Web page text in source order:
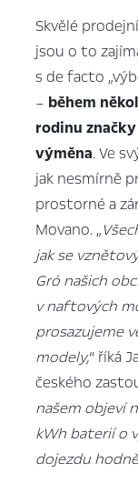
Skvělé
jsou o to
s de facto
– během
rodinu
výměna. Ve
jak nesmírně
prostorné a
Movano. „
jak se
Gró našich
v naftových
prosazujeme
modely,“ říká
českého
našem objeví
kWh baterií o
dojezdu